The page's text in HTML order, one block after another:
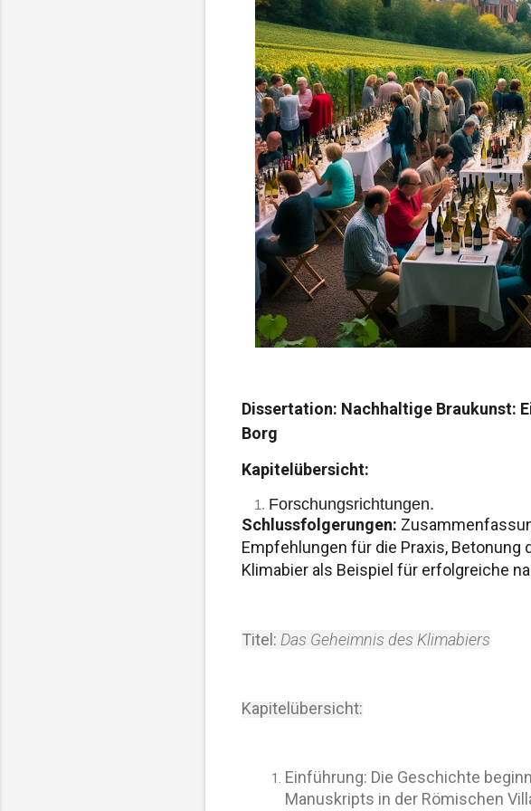
Dissertation: Nachhaltige Braukunst:
Borg
Kapitelübersicht:
Forschungsrichtungen.
Schlussfolgerungen:
Empfehlungen für die Praxis, Betonung
Klimabier als Beispiel für erfolgreiche
Titel: Das Geheimnis des Klimabiers
Kapitelübersicht:
Einführung: Die Geschichte
Manuskripts in der Römischen